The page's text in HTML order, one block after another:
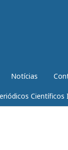
Notícias
Científicos